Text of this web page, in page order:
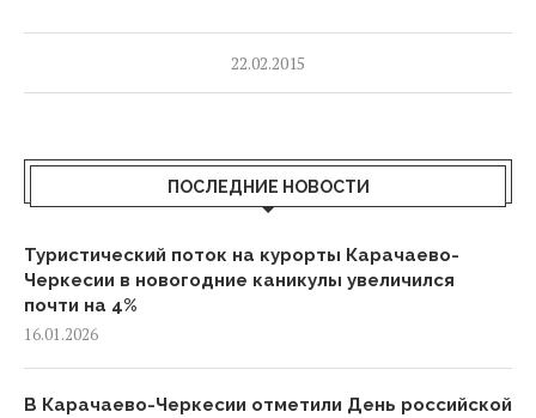
22.02.2015
ПОСЛЕДНИЕ НОВОСТИ
Туристический поток на курорты Карачаево-
Черкесии в новогодние каникулы увеличился
почти на 4%
16.01.2026
В Карачаево-Черкесии отметили День российской